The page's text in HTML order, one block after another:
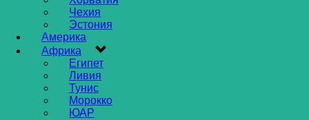
Чехия
Эстония
Америка
Африка
Египет
Ливия
Тунис
Морокко
ЮАР